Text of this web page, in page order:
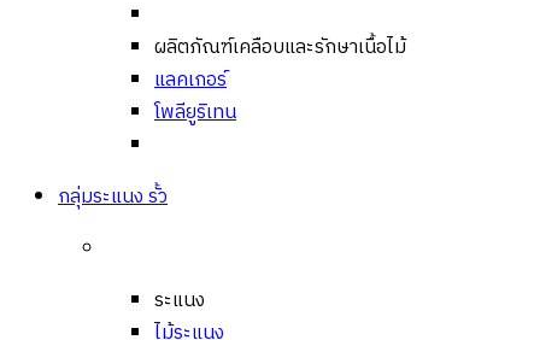
ผลิตภัณฑ์เคลือบและรักษาเนื้อไม้
แลคเกอร์
โพลียูริเทน
กลุ่มระแนง รั้ว
ระแนง
ไม้ระแนง